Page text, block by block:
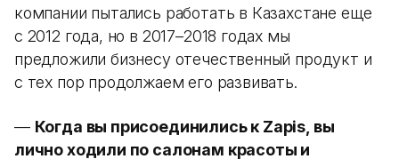
компании пытались работать в Казахстане еще
с 2012 года, но в 2017–2018 годах мы
предложили бизнесу отечественный продукт и
с тех пор продолжаем его развивать.
— Когда вы присоединились к Zapis, вы
лично ходили по салонам красоты и